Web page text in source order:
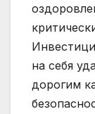
на себя
дорогим